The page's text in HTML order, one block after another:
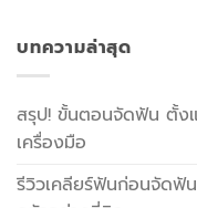
บทความล่าสุด
สรุป! ขั้นตอนจัดฟัน ตั้ง
เครื่องมือ
รีวิวเคลียร์ฟันก่อนจัดฟั